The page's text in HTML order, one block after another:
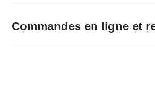
Commandes en ligne et